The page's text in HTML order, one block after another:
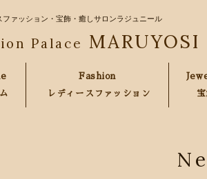
ファッション・宝飾・癒しサロンラジュニール
Palace MARUYOSI
Fashion
レディースファッション